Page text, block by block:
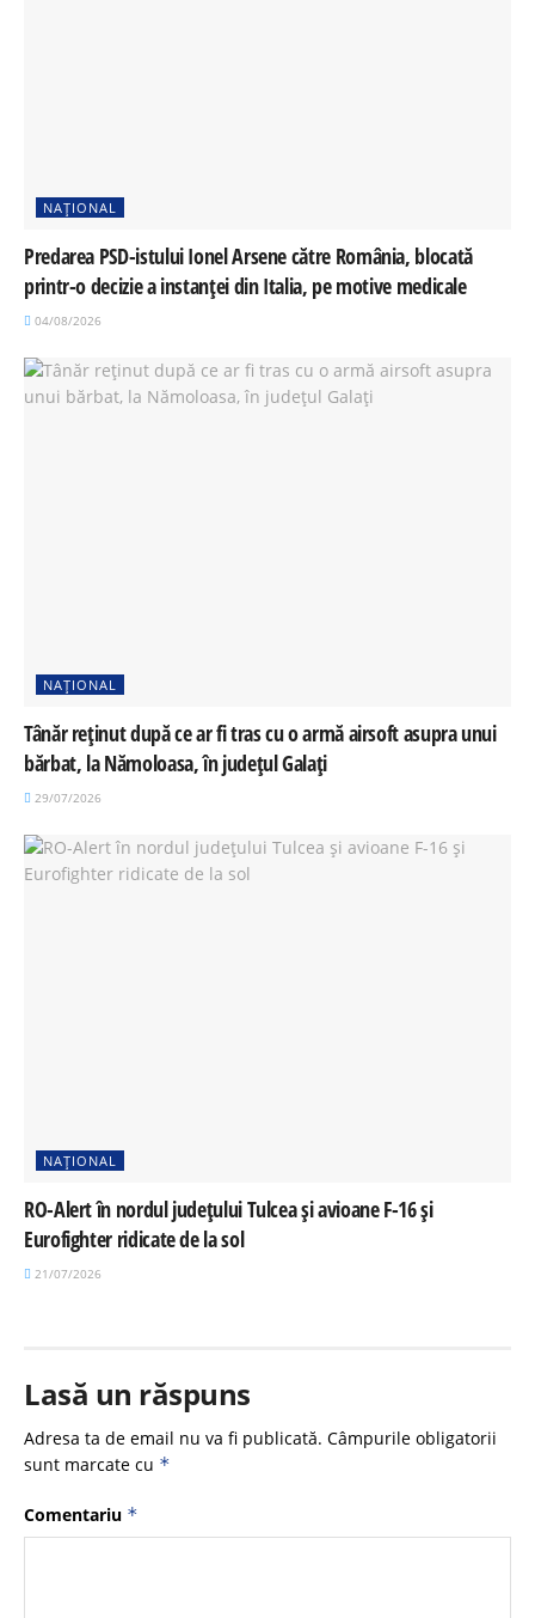
NAȚIONAL
Predarea PSD-istului Ionel Arsene către România, blocată
printr-o decizie a instanței din Italia, pe motive medicale
04/08/2026
NAȚIONAL
Tânăr reținut după ce ar fi tras cu o armă airsoft asupra unui
bărbat, la Nămoloasa, în județul Galați
29/07/2026
NAȚIONAL
RO-Alert în nordul județului Tulcea și avioane F-16 și
Eurofighter ridicate de la sol
21/07/2026
Lasă un răspuns
Adresa ta de email nu va fi publicată. Câmpurile obligatorii
sunt marcate cu *
Comentariu *